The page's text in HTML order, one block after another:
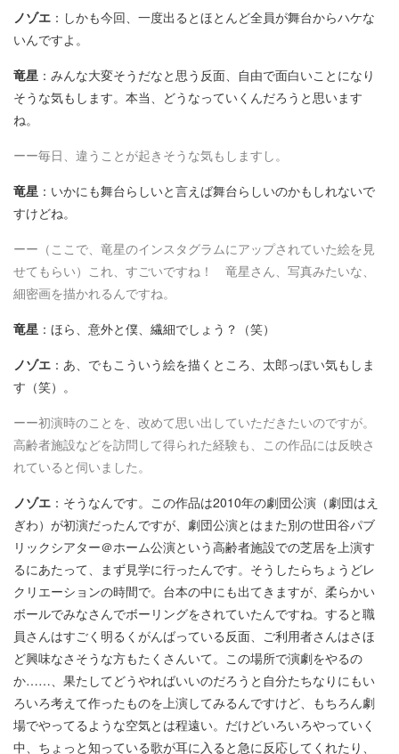
ノゾエ ：しかも今回、一度出るとほとんど全員が舞台からハケな
いんですよ。
竜星 ：みんな大変そうだなと思う反面、自由で面白いことになり
そうな気もします。本当、どうなっていくんだろうと思います
ね。
ーー毎日、違うことが起きそうな気もしますし。
竜星 ：いかにも舞台らしいと言えば舞台らしいのかもしれないで
すけどね。
ーー（ここで、竜星のインスタグラムにアップされていた絵を見
せてもらい）これ、すごいですね！ 竜星さん、写真みたいな、
細密画を描かれるんですね。
竜星 ：ほら、意外と僕、繊細でしょう？（笑）
ノゾエ ：あ、でもこういう絵を描くところ、太郎っぽい気もしま
す（笑）。
ーー初演時のことを、改めて思い出していただきたいのですが。
高齢者施設などを訪問して得られた経験も、この作品には反映さ
れていると伺いました。
ノゾエ ：そうなんです。この作品は2010年の劇団公演（劇団はえ
ぎわ）が初演だったんですが、劇団公演とはまた別の世田谷パブ
リックシアター＠ホーム公演という高齢者施設での芝居を上演す
るにあたって、まず見学に行ったんです。そうしたらちょうどレ
クリエーションの時間で。台本の中にも出てきますが、柔らかい
ボールでみなさんでボーリングをされていたんですね。すると職
員さんはすごく明るくがんばっている反面、ご利用者さんはさほ
ど興味なさそうな方もたくさんいて。この場所で演劇をやるの
か……、果たしてどうやればいいのだろうと自分たちなりにもい
ろいろ考えて作ったものを上演してみるんですけど、もちろん劇
場でやってるような空気とは程遠い。だけどいろいろやっていく
中、ちょっと知っている歌が耳に入ると急に反応してくれたり、